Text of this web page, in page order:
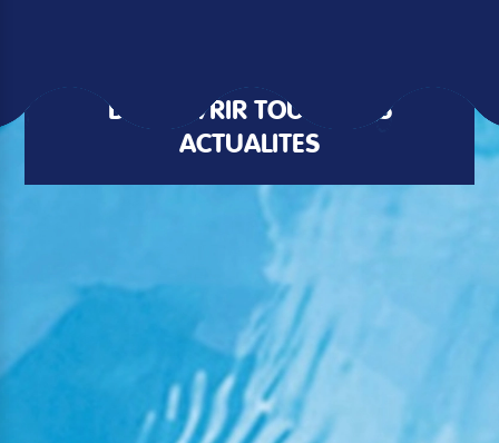
DÉCOUVRIR TOUTES LES
ACTUALITÉS